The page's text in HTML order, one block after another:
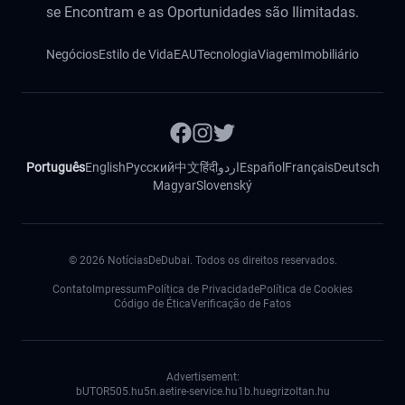
se Encontram e as Oportunidades são Ilimitadas.
NegóciosEstilo de VidaEAUTecnologiaViagemImobiliário
PortuguêsEnglishРусский中文हिंदीاردوEspañol FrançaisDeutsch
MagyarSlovenský
© 2026 NotíciasDeDubai. Todos os direitos reservados.
Contato Impressum Política de PrivacidadePolítica de Cookies
Código de ÉticaVerificação de Fatos
Advertisement:
bUTOR505.hu5n.aetire-service.hu1b.huegrizoltan.hu